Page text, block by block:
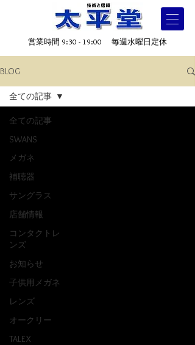
営業時間 9:30 - 19:00 毎週水曜日定休
BLOG
全ての記事
SWANS
メガネ
補聴器
サングラス
店舗情報
コンタクトレ
ンズ
お知らせ
子供用メガネ
レンズ
オークリー
TALEX
全ての記事